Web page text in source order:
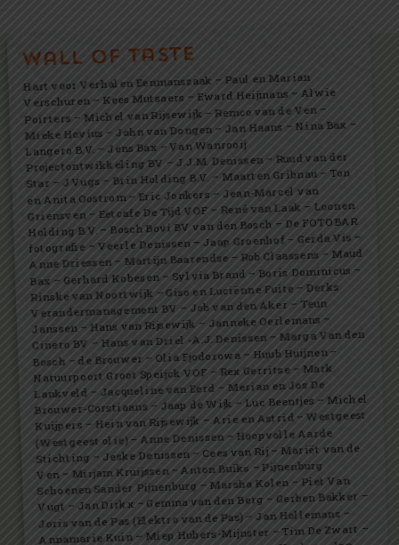
Wall of taste
Hart voor Verhalen Eenmanszaak – Paul en Marian
Verschuren – Kees Mutsaers – Eward Heijmans – Alwie
Poirters – Michel van Rijsewijk – Remco van de Ven –
Mieke Hovius – John van Dongen – Jan Haans – Nina Bax –
Langero B.V. – Jens Bax – Van Wanrooij
Projectontwikkeling BV – J.J.M. Denissen – Ruud van der
Star – J Vugs – Brin Holding B.V. – Maarten Gribnau – Ton
en Anita Oostrom – Eric Jonkers – Jean-Marcel van
Griensven – Eetcafe De Tijd VOF – René van Laak – Loonen
Holding B.V. – Bosch Bovi BV van den Bosch – De FOTOBAR
fotografie – Veerle Denissen – Jaap Groenhof – Gerda Vis –
Anne Driessen – Martijn Baarendse – Rob Claassens – Maud
Bax – Gerhard Kobesen – Sylvia Brand – Boris Dominicus –
Rinske van Noortwijk – Giso en Luciënne Fuite – Derks
Verandermanagement BV – Job van den Aker – Teun
Janssen – Hans van Rijsewijk – Janneke Oerlemans –
Cinero BV – Hans van Driel -A.J. Denissen – Marga Van den
Bosch – de Brouwer – Olia Fjodorowa – Huub Huijnen –
Natuurpoort Groot Speijck VOF – Rex Gerritse – Mark
Lankveld – Jacqueline van Eerd – Merian en Jos De
Brouwer-Corstiaans – Jaap de Wijk – Luc Beentjes – Michel
Kuijpers – Hein van Rijsewijk – Arie en Astrid – Westgeest
(Westgeest olie) – Anne Denissen – Hoopvolle Aarde
Stichting – Jeske Denissen – Cees van Rij – Mariët van de
Ven – Mirjam Kruijssen – Anton Buiks – Pijnenburg
Schoenen Sander Pijnenburg – Marsha Kolen – Piet Van
Vugt – Jan Dirkx – Gemma van den Berg – Gerben Bakker –
Joris van de Pas (Elektro van de Pas) – Jan Hollemans –
Annamarie Kuin – Miep Hubers-Mijnster – Tim De Zwart –